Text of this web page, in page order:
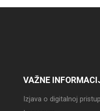
VAŽNE
Izjava o digitalnoj